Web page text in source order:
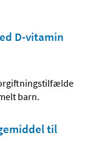
D-vitamin
barn.
til